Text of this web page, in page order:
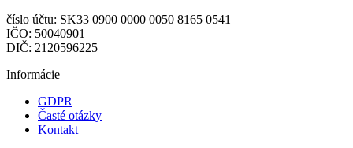
číslo účtu: SK33 0900 0000 0050 8165 0541
IČO: 50040901
DIČ: 2120596225
Informácie
GDPR
Časté otázky
Kontakt